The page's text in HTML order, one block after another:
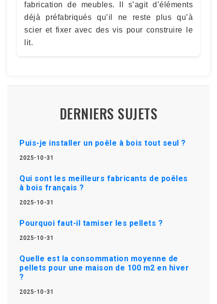
fabrication de meubles. Il s’agit d’éléments
déjà préfabriqués qu’il ne reste plus qu’à
scier et fixer avec des vis pour construire le
lit.
DERNIERS SUJETS
Puis-je installer un poêle à bois tout seul ?
2025-10-31
Qui sont les meilleurs fabricants de poêles
à bois français ?
2025-10-31
Pourquoi faut-il tamiser les pellets ?
2025-10-31
Quelle est la consommation moyenne de
pellets pour une maison de 100 m2 en hiver
?
2025-10-31